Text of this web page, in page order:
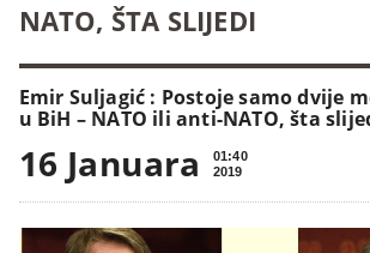
NATO, ŠTA SLIJEDI
Emir Suljagić : Postoje samo dvije
u BiH – NATO ili anti-NATO, šta
16 Januara
01:40
2019